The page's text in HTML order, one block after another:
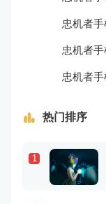
热门排序
1